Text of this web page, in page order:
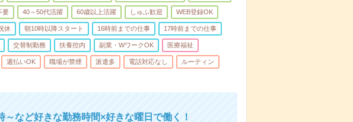
要 40～50代活躍 60歳以上活躍 しゅふ歓迎 WEB登録OK
休 朝10時以降スタート 16時前までの仕事 17時前までの仕事
交替制勤務 扶養控内 副業・WワークOK 医療福祉
週払いOK 職場が禁煙 派遣多 電話対応なし ルーティン
など好きな勤務時間×好きな曜日で働く！